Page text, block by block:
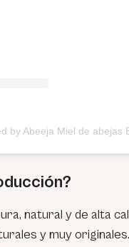
by Abeeja Miel de abejas
natural y de alta
y muy